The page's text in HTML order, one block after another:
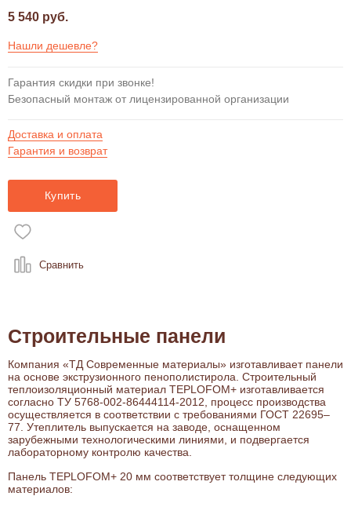
5 540 руб.
Нашли дешевле?
Гарантия скидки при звонке!
Безопасный монтаж от лицензированной организации
Доставка и оплата
Гарантия и возврат
Купить
Сравнить
Строительные панели
Компания «ТД Современные материалы» изготавливает панели
на основе экструзионного пенополистирола. Строительный
теплоизоляционный материал TEPLOFOM+ изготавливается
согласно ТУ 5768-002-86444114-2012, процесс производства
осуществляется в соответствии с требованиями ГОСТ 22695–
77. Утеплитель выпускается на заводе, оснащенном
зарубежными технологическими линиями, и подвергается
лабораторному контролю качества.
Панель TEPLOFOM+ 20 мм соответствует толщине следующих
материалов: